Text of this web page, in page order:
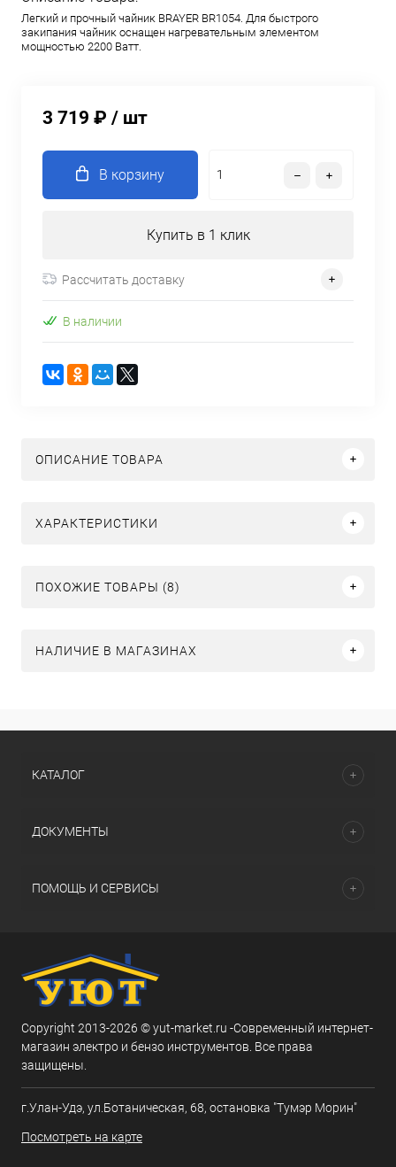
Легкий и прочный чайник BRAYER BR1054. Для быстрого
закипания чайник оснащен нагревательным элементом
мощностью 2200 Ватт.
3 719 ₽ / шт
В корзину
Купить в 1 клик
Рассчитать доставку
В наличии
ОПИСАНИЕ ТОВАРА
ХАРАКТЕРИСТИКИ
ПОХОЖИЕ ТОВАРЫ (8)
НАЛИЧИЕ В МАГАЗИНАХ
КАТАЛОГ
ДОКУМЕНТЫ
ПОМОЩЬ И СЕРВИСЫ
Copyright 2013-2026 © yut-market.ru -Современный интернет-
магазин электро и бензо инструментов. Все права
защищены.
г.Улан-Удэ, ул.Ботаническая, 68, остановка "Тумэр Морин"
Посмотреть на карте